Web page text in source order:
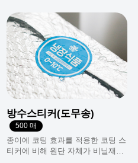
방수스티커(도무송)
500 매
종이에 코팅 효과를 적용한 코팅 스
티커에 비해 원단 자체가 비닐재질